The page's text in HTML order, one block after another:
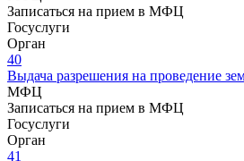
Записаться на прием в МФЦ
Госуслуги
Орган
40
Выдача разрешения на проведение
МФЦ
Записаться на прием в МФЦ
Госуслуги
Орган
41